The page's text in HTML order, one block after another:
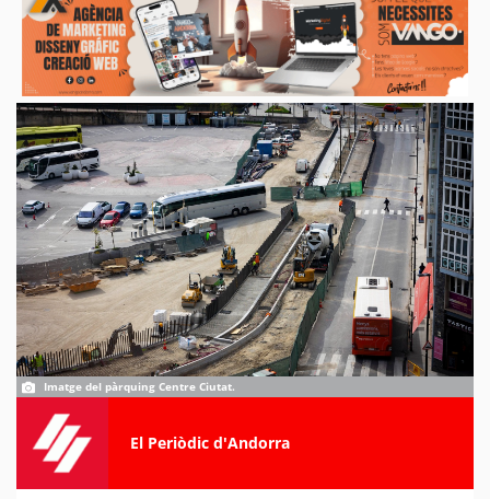
Imatge del pàrquing Centre Ciutat.
El Periòdic d'Andorra